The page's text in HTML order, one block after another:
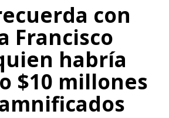
con
Francisco
habría
$10 millones